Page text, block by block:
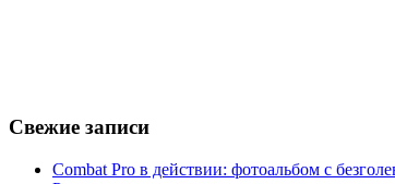
Свежие записи
Combat Pro в действии: фотоальбом с